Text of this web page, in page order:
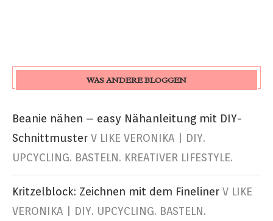
WAS ANDERE BLOGGEN
Beanie nähen – easy Nähanleitung mit DIY-
Schnittmuster V LIKE VERONIKA | DIY.
UPCYCLING. BASTELN. KREATIVER LIFESTYLE.
Kritzelblock: Zeichnen mit dem Fineliner V LIKE
VERONIKA | DIY. UPCYCLING. BASTELN.